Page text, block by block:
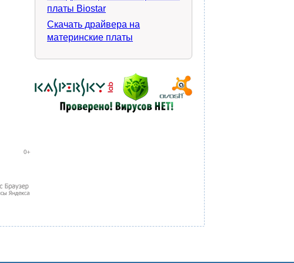
платы Biostar
Скачать драйвера на
материнские платы